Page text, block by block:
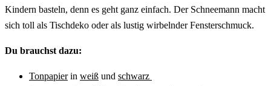
Kindern basteln, denn es geht ganz einfach. Der Schneemann macht
sich toll als Tischdeko oder als lustig wirbelnder Fensterschmuck.
Du brauchst dazu:
Tonpapierin weiß und schwarz